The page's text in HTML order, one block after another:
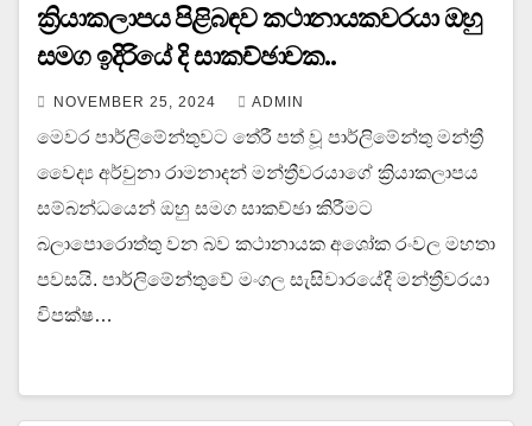
ක්‍රියාකලාපය පිළිබඳව කථානායකවරයා ඔහු
සමග ඉදිරියේ දි සාකච්ඡාවක..
NOVEMBER 25, 2024 ADMIN
මෙවර පාර්ලිමේන්තුවට තේරී පත් වූ පාර්ලිමේන්තු මන්ත්‍රී
වෛද්‍ය අර්චුනා රාමනාදන් මන්ත්‍රීවරයාගේ ක්‍රියාකලාපය
සම්බන්ධයෙන් ඔහු සමග සාකච්ඡා කිරීමට
බලා⁣පොරොත්තු වන බව කථානායක අශෝක රංවල මහතා
පවසයි. පාර්ලිමේන්තුවේ මංගල සැසිවාරයේදී මන්ත්‍රීවරයා
විපක්ෂ…